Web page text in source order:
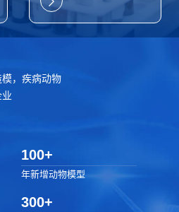
，疾病动物
100+
年新增动物模型
300+